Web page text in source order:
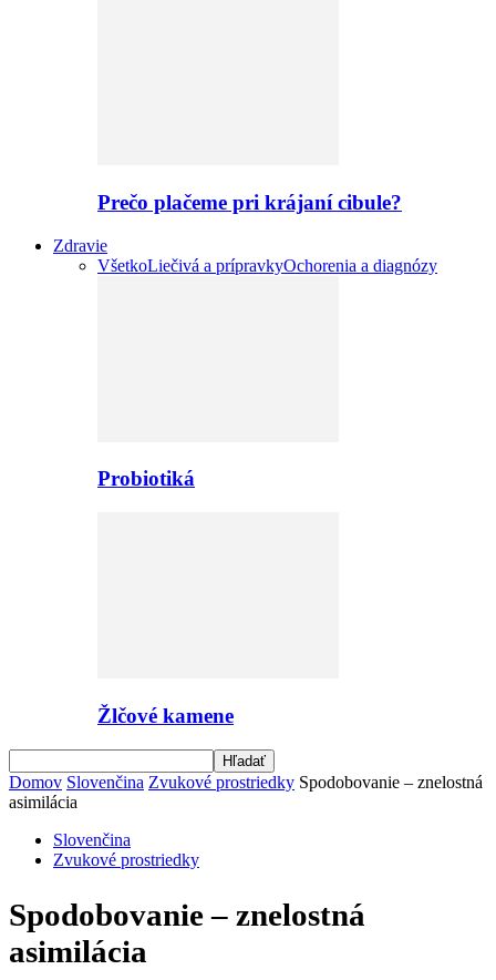
Prečo plačeme pri krájaní cibule?
Zdravie
VšetkoLiečivá a prípravkyOchorenia a diagnózy
Probiotiká
Žlčové kamene
Domov Slovenčina Zvukové prostriedky Spodobovanie – znelostná
asimilácia
Slovenčina
Zvukové prostriedky
Spodobovanie – znelostná
asimilácia